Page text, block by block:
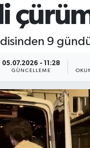
9
05.07.2026 - 11:28
GÜNCELLEME
Fikstür